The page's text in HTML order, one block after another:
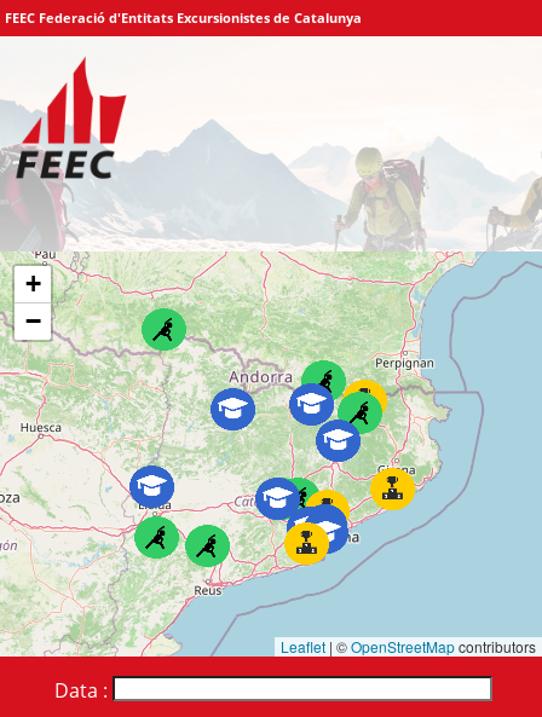
FEEC Federació d'Entitats Excursionistes de Catalunya
+
−
Leaflet | ©OpenStreetMapcontributors
Data :